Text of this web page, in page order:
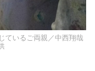
ているご両親／中西翔哉